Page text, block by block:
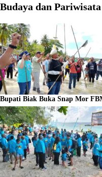
Budaya dan Pariwisata
Bupati Biak Buka Snap Mor